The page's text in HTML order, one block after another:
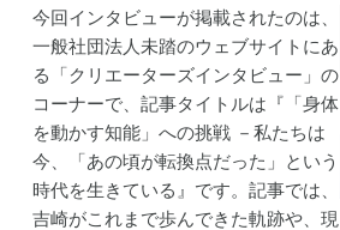
今回インタビューが掲載されたのは、
一般社団法人未踏のウェブサイトにあ
る「クリエーターズインタビュー」の
コーナーで、記事タイトルは『「身体
を動かす知能」への挑戦 －私たちは
今、「あの頃が転換点だった」という
時代を生きている』です。記事では、
吉崎がこれまで歩んできた軌跡や、現